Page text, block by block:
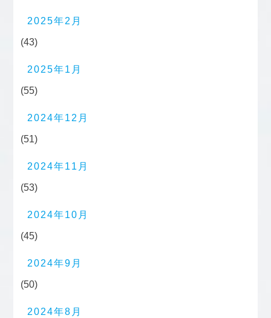
2025年2月
(43)
2025年1月
(55)
2024年12月
(51)
2024年11月
(53)
2024年10月
(45)
2024年9月
(50)
2024年8月